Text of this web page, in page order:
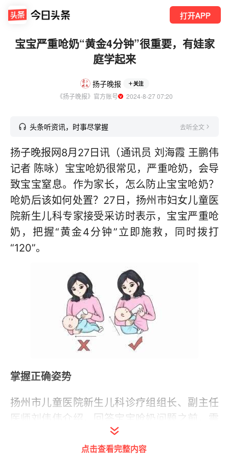
打开APP
宝宝严重呛奶“黄金4分钟”很重要，有娃家
庭学起来
扬子晚报 关注
《扬子晚报》官方账号
  2024-8-27 07:20
头条听资讯，时事尽掌握 去听全文
扬子晚报网8月27日讯（通讯员 刘海霞 王鹏伟
记者 陈咏）宝宝呛奶很常见，严重呛奶，会导
致宝宝窒息。作为家长，怎么防止宝宝呛奶？
呛奶后该如何处置？27日，扬州市妇女儿童医
院新生儿科专家接受采访时表示，宝宝严重呛
奶，把握“黄金4分钟”立即施救，同时拨打
“120”。
掌握正确姿势
扬州市儿童医院新生儿科诊疗组组长、副主任
医师刘伟伟介绍，回答宝宝呛奶问题之前，需
要先了解一下会厌。会厌是“指挥食物、控制空
气分流”的一个“活页”——呼吸或说话时，会厌
点击查看完整内容